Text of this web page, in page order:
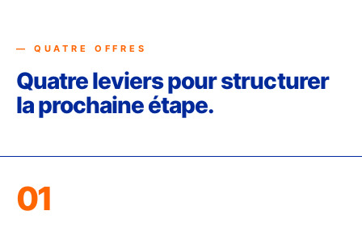
— QUATRE OFFRES
Quatre leviers pour structurer
la prochaine étape.
01